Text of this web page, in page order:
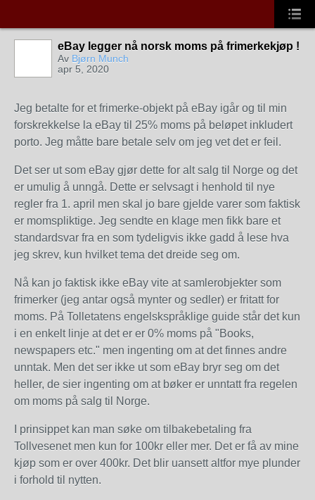
eBay legger nå norsk moms på frimerkekjøp !
Av Bjørn Munch
apr 5, 2020
Jeg betalte for et frimerke-objekt på eBay igår og til min
forskrekkelse la eBay til 25% moms på beløpet inkludert
porto. Jeg måtte bare betale selv om jeg vet det er feil.
Det ser ut som eBay gjør dette for alt salg til Norge og det
er umulig å unngå. Dette er selvsagt i henhold til nye
regler fra 1. april men skal jo bare gjelde varer som faktisk
er momspliktige. Jeg sendte en klage men fikk bare et
standardsvar fra en som tydeligvis ikke gadd å lese hva
jeg skrev, kun hvilket tema det dreide seg om.
Nå kan jo faktisk ikke eBay vite at samlerobjekter som
frimerker (jeg antar også mynter og sedler) er fritatt for
moms. På Tolletatens engelskspråklige guide står det kun
i en enkelt linje at det er er 0% moms på "Books,
newspapers etc." men ingenting om at det finnes andre
unntak. Men det ser ikke ut som eBay bryr seg om det
heller, de sier ingenting om at bøker er unntatt fra regelen
om moms på salg til Norge.
I prinsippet kan man søke om tilbakebetaling fra
Tollvesenet men kun for 100kr eller mer. Det er få av mine
kjøp som er over 400kr. Det blir uansett altfor mye plunder
i forhold til nytten.